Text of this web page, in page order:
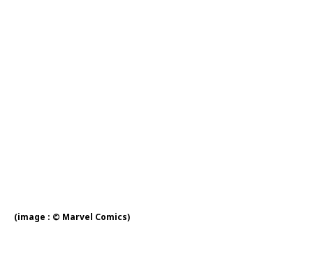
(image : © Marvel Comics)